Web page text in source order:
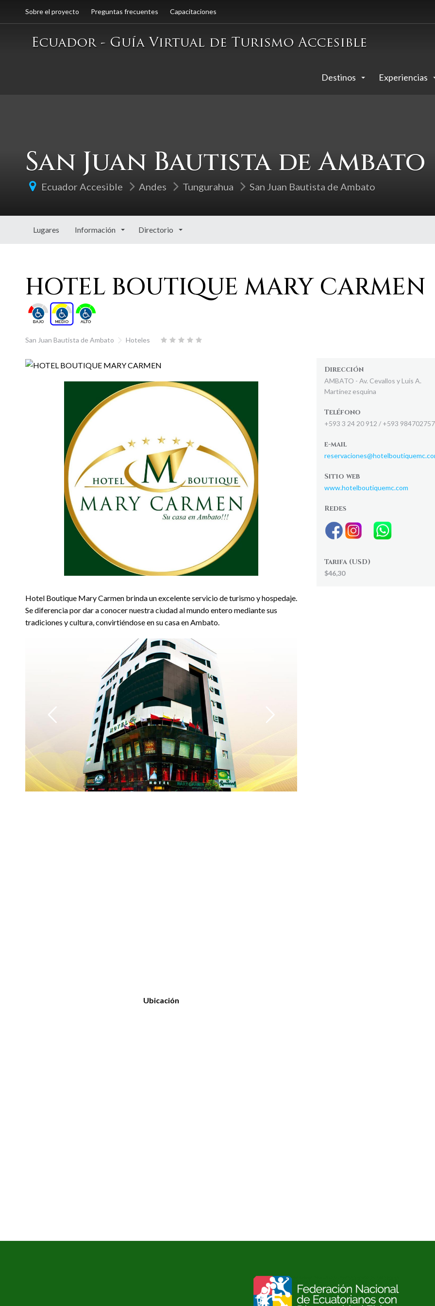
Sobre el proyecto Preguntas frecuentes Capacitaciones
Destinos Experiencias
San Juan Bautista de Ambato
Ecuador Accesible Andes Tungurahua San Juan Bautista de Ambato
Lugares Información Directorio
HOTEL BOUTIQUE MARY CARMEN
San Juan Bautista de Ambato Hoteles
Hotel Boutique Mary Carmen brinda un excelente servicio de turismo y hospedaje.
Se diferencia por dar a conocer nuestra ciudad al mundo entero mediante sus
tradiciones y cultura, convirtiéndose en su casa en Ambato.
Ubicación
Dirección
AMBATO - Av. Cevallos y Luis A.
Martínez esquina
Teléfono
+593 3 24 20 912 / +593 984702757
e-mail
Sitio web
www.hotelboutiquemc.com
Redes
Tarifa (USD)
$46,30